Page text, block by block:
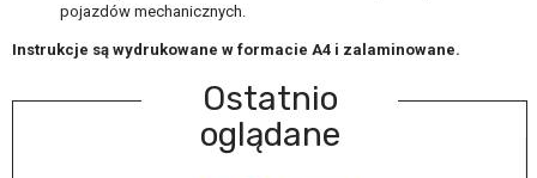
pojazdów mechanicznych.
Instrukcje są wydrukowane w formacie A4 i zalaminowane.
Ostatnio
oglądane